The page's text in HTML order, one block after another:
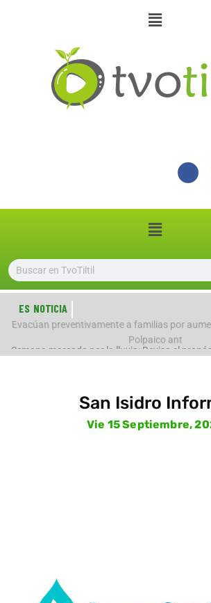
ES NOTICIA
Evacúan preventivamente a familias por
Polpaico ant
San Isidro
Vie 15 Septiembre,